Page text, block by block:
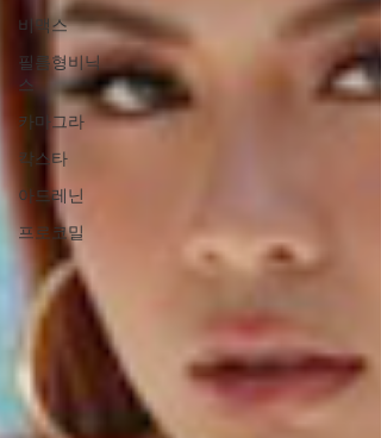
비맥스
필름형비닉
스
카마그라
칵스타
아드레닌
프로코밀